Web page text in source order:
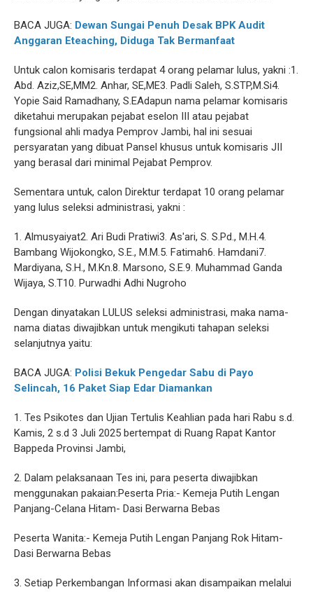
BACA JUGA: Dewan Sungai Penuh Desak BPK Audit
Anggaran Eteaching, Diduga Tak Bermanfaat
Untuk calon komisaris terdapat 4 orang pelamar lulus, yakni :1.
Abd. Aziz,SE,MM2. Anhar, SE,ME3. Padli Saleh, S.STP,M.Si4.
Yopie Said Ramadhany, S.EAdapun nama pelamar komisaris
diketahui merupakan pejabat eselon III atau pejabat
fungsional ahli madya Pemprov Jambi, hal ini sesuai
persyaratan yang dibuat Pansel khusus untuk komisaris JII
yang berasal dari minimal Pejabat Pemprov.
Sementara untuk, calon Direktur terdapat 10 orang pelamar
yang lulus seleksi administrasi, yakni :
1. Almusyaiyat2. Ari Budi Pratiwi3. As'ari, S. S.Pd., M.H.4.
Bambang Wijokongko, S.E., M.M.5. Fatimah6. Hamdani7.
Mardiyana, S.H., M.Kn.8. Marsono, S.E.9. Muhammad Ganda
Wijaya, S.T10. Purwadhi Adhi Nugroho
Dengan dinyatakan LULUS seleksi administrasi, maka nama-
nama diatas diwajibkan untuk mengikuti tahapan seleksi
selanjutnya yaitu:
BACA JUGA: Polisi Bekuk Pengedar Sabu di Payo
Selincah, 16 Paket Siap Edar Diamankan
1. Tes Psikotes dan Ujian Tertulis Keahlian pada hari Rabu s.d.
Kamis, 2 s.d 3 Juli 2025 bertempat di Ruang Rapat Kantor
Bappeda Provinsi Jambi,
2. Dalam pelaksanaan Tes ini, para peserta diwajibkan
menggunakan pakaian:Peserta Pria:- Kemeja Putih Lengan
Panjang-Celana Hitam- Dasi Berwarna Bebas
Peserta Wanita:- Kemeja Putih Lengan Panjang Rok Hitam-
Dasi Berwarna Bebas
3. Setiap Perkembangan Informasi akan disampaikan melalui